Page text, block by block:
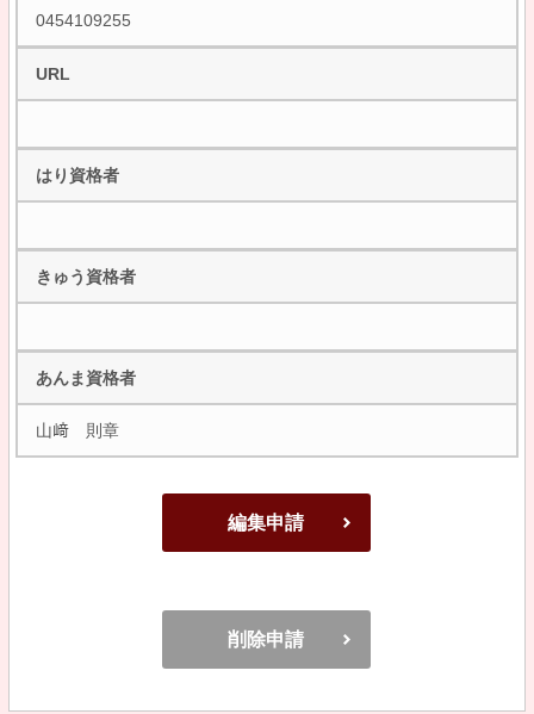
0454109255
URL
はり資格者
きゅう資格者
あんま資格者
山﨑 則章
編集申請
削除申請